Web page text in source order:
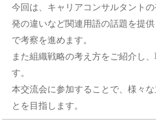
今回は、キャリアコンサルタント
発の違いなど関連用語の話題を提
で考察を進めます。
また組織戦略の考え方をご紹介し
す。
本交流会に参加することで、様々
とを目指します。